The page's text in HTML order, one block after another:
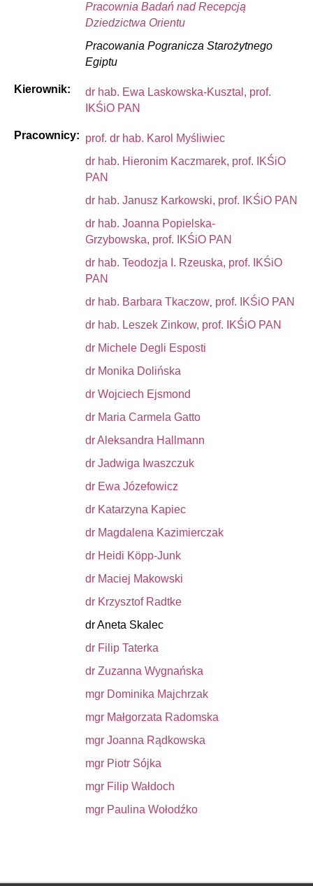
Pracownia Badań nad Recepcją
Dziedzictwa Orientu
Pracowania Pogranicza Starożytnego
Egiptu
Kierownik: dr hab. Ewa Laskowska-Kusztal , prof.
IKŚiO PAN
Pracownicy: prof. dr hab. Karol Myśliwiec
dr hab. Hieronim Kaczmarek, prof. IKŚiO
PAN
dr hab. Janusz Karkowski, prof. IKŚiO PAN
dr hab. Joanna Popielska-
Grzybowska, prof. IKŚiO PAN
dr hab. Teodozja I. Rzeuska, prof. IKŚiO
PAN
dr hab. Barbara Tkaczow, prof. IKŚiO PAN
dr hab. Leszek Zinkow, prof. IKŚiO PAN
dr Michele Degli Esposti
dr Monika Dolińska
dr Wojciech Ejsmond
dr Maria Carmela Gatto
dr Aleksandra Hallmann
dr Jadwiga Iwaszczuk
dr Ewa Józefowicz
dr Katarzyna Kapiec
dr Magdalena Kazimierczak
dr Heidi Köpp-Junk
dr Maciej Makowski
dr Krzysztof Radtke
dr Aneta Skalec
dr Filip Taterka
dr Zuzanna Wygnańska
mgr Dominika Majchrzak
mgr Małgorzata Radomska
mgr Joanna Rądkowska
mgr Piotr Sójka
mgr Filip Wałdoch
mgr Paulina Wołodźko